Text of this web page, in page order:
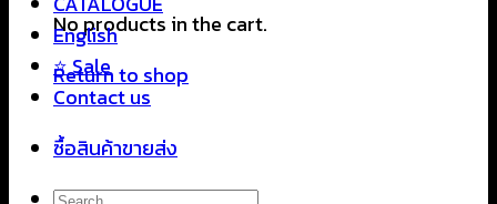
No products in the cart.
Return to shop
English
⭐ Sale
Contact us
ซื้อสินค้าขายส่ง
Search